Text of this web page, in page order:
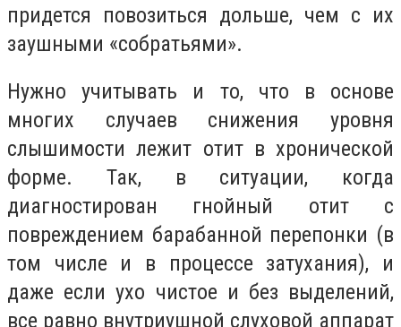
придется повозиться дольше, чем с их
заушными «собратьями».
Нужно учитывать и то, что в основе
многих случаев снижения уровня
слышимости лежит отит в хронической
форме. Так, в ситуации, когда
диагностирован гнойный отит с
повреждением барабанной перепонки (в
том числе и в процессе затухания), и
даже если ухо чистое и без выделений,
все равно внутриушной слуховой аппарат